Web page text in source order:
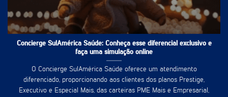
Concierge SulAmérica Saúde: Conheça esse diferencial exclusivo e
faça uma simulação online
O Concierge SulAmérica Saúde oferece um atendimento
diferenciado, proporcionando aos clientes dos planos Prestige,
Executivo e Especial Mais, das carteiras PME Mais e Empresarial,